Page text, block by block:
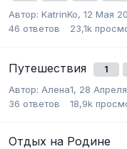
Автор: KatrinKo, 12 Мая
46 ответов 23,1k
Путешествия 1
Автор: Алена1, 28
36 ответов 18,9k
Отдых на Родине